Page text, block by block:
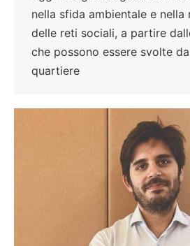
nella sfida ambientale e
delle reti sociali, a partire
che possono essere svolte
quartiere